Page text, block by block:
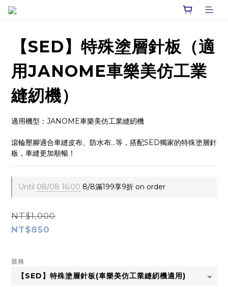
【SED】特殊塗層針板（適
用JANOME車樂美仿工業
縫紉機）
適用機型：JANOME車樂美仿工業縫紉機
滾輪壓腳適合車縫皮布、防水布…等，搭配SED獨家的特殊塗層針
板，車縫更加順暢！
Until 08/08 16:00 8/8滿199享9折 on order
NT$1,000
NT$850
規格